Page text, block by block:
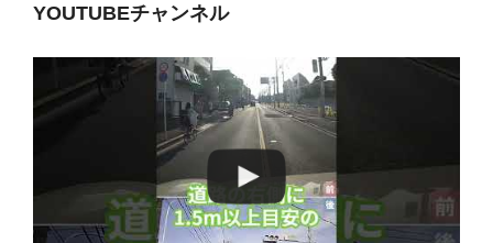
YOUTUBEチャンネル